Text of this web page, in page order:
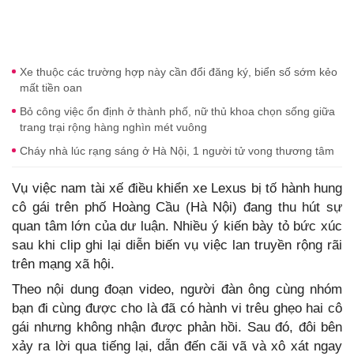
Xe thuộc các trường hợp này cần đổi đăng ký, biển số sớm kẻo
mất tiền oan
Bỏ công việc ổn định ở thành phố, nữ thủ khoa chọn sống giữa
trang trại rộng hàng nghìn mét vuông
Cháy nhà lúc rạng sáng ở Hà Nội, 1 người tử vong thương tâm
Vụ việc nam tài xế điều khiển xe Lexus bị tố hành hung
cô gái trên phố Hoàng Cầu (Hà Nội) đang thu hút sự
quan tâm lớn của dư luận. Nhiều ý kiến bày tỏ bức xúc
sau khi clip ghi lại diễn biến vụ việc lan truyền rộng rãi
trên mạng xã hội.
Theo nội dung đoạn video, người đàn ông cùng nhóm
bạn đi cùng được cho là đã có hành vi trêu ghẹo hai cô
gái nhưng không nhận được phản hồi. Sau đó, đôi bên
xảy ra lời qua tiếng lại, dẫn đến cãi vã và xô xát ngay